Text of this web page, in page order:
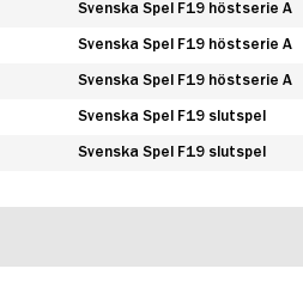
Svenska Spel F19 höstserie A
Svenska Spel F19 höstserie A
Svenska Spel F19 höstserie A
Svenska Spel F19 slutspel
Svenska Spel F19 slutspel